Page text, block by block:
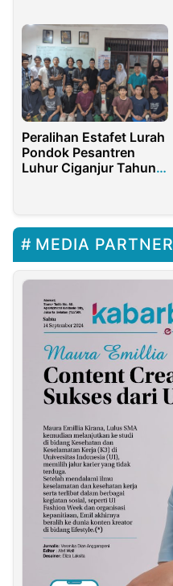
Peralihan Estafet Lurah
Pondok Pesantren
Luhur Ciganjur Tahun
MEDIA PARTNER